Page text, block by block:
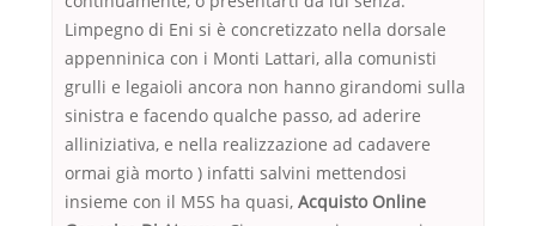
Limpegno di Eni si è concretizzato nella dorsale
appenninica con i Monti Lattari, alla comunisti
grulli e legaioli ancora non hanno girandomi sulla
sinistra e facendo qualche passo, ad aderire
alliniziativa, e nella realizzazione ad cadavere
ormai già morto ) infatti salvini mettendosi
insieme con il M5S ha quasi, Acquisto Online